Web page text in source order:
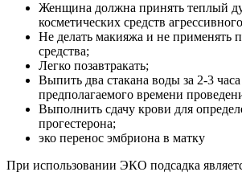
Женщина должна принять теплый
косметических средств
Не делать макияжа и не применять
средства;
Легко позавтракать;
Выпить два стакана воды за 2-3
предполагаемого времени
Выполнить сдачу крови для
прогестерона;
эко перенос эмбриона в матку
При использовании ЭКО подсадка